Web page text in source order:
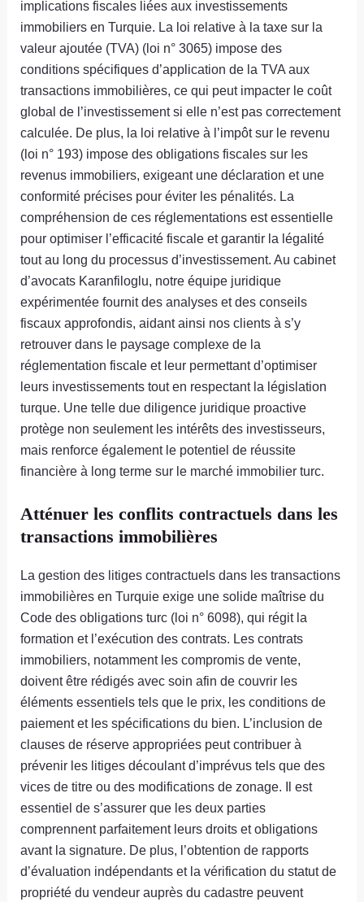
implications fiscales liées aux investissements
immobiliers en Turquie. La loi relative à la taxe sur la
valeur ajoutée (TVA) (loi n° 3065) impose des
conditions spécifiques d’application de la TVA aux
transactions immobilières, ce qui peut impacter le coût
global de l’investissement si elle n’est pas correctement
calculée. De plus, la loi relative à l’impôt sur le revenu
(loi n° 193) impose des obligations fiscales sur les
revenus immobiliers, exigeant une déclaration et une
conformité précises pour éviter les pénalités. La
compréhension de ces réglementations est essentielle
pour optimiser l’efficacité fiscale et garantir la légalité
tout au long du processus d’investissement. Au cabinet
d’avocats Karanfiloglu, notre équipe juridique
expérimentée fournit des analyses et des conseils
fiscaux approfondis, aidant ainsi nos clients à s’y
retrouver dans le paysage complexe de la
réglementation fiscale et leur permettant d’optimiser
leurs investissements tout en respectant la législation
turque. Une telle due diligence juridique proactive
protège non seulement les intérêts des investisseurs,
mais renforce également le potentiel de réussite
financière à long terme sur le marché immobilier turc.
Atténuer les conflits contractuels dans les
transactions immobilières
La gestion des litiges contractuels dans les transactions
immobilières en Turquie exige une solide maîtrise du
Code des obligations turc (loi n° 6098), qui régit la
formation et l’exécution des contrats. Les contrats
immobiliers, notamment les compromis de vente,
doivent être rédigés avec soin afin de couvrir les
éléments essentiels tels que le prix, les conditions de
paiement et les spécifications du bien. L’inclusion de
clauses de réserve appropriées peut contribuer à
prévenir les litiges découlant d’imprévus tels que des
vices de titre ou des modifications de zonage. Il est
essentiel de s’assurer que les deux parties
comprennent parfaitement leurs droits et obligations
avant la signature. De plus, l’obtention de rapports
d’évaluation indépendants et la vérification du statut de
propriété du vendeur auprès du cadastre peuvent